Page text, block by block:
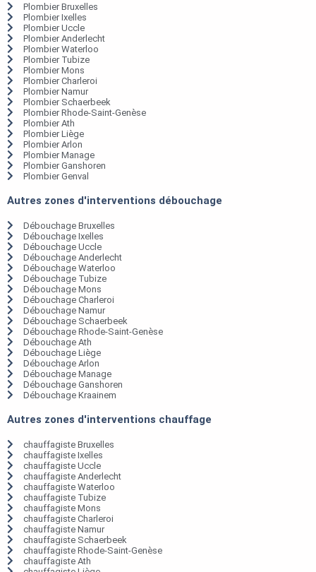
Plombier Bruxelles
Plombier Ixelles
Plombier Uccle
Plombier Anderlecht
Plombier Waterloo
Plombier Tubize
Plombier Mons
Plombier Charleroi
Plombier Namur
Plombier Schaerbeek
Plombier Rhode-Saint-Genèse
Plombier Ath
Plombier Liège
Plombier Arlon
Plombier Manage
Plombier Ganshoren
Plombier Genval
Autres zones d'interventions débouchage
Débouchage Bruxelles
Débouchage Ixelles
Débouchage Uccle
Débouchage Anderlecht
Débouchage Waterloo
Débouchage Tubize
Débouchage Mons
Débouchage Charleroi
Débouchage Namur
Débouchage Schaerbeek
Débouchage Rhode-Saint-Genèse
Débouchage Ath
Débouchage Liège
Débouchage Arlon
Débouchage Manage
Débouchage Ganshoren
Débouchage Kraainem
Autres zones d'interventions chauffage
chauffagiste Bruxelles
chauffagiste Ixelles
chauffagiste Uccle
chauffagiste Anderlecht
chauffagiste Waterloo
chauffagiste Tubize
chauffagiste Mons
chauffagiste Charleroi
chauffagiste Namur
chauffagiste Schaerbeek
chauffagiste Rhode-Saint-Genèse
chauffagiste Ath